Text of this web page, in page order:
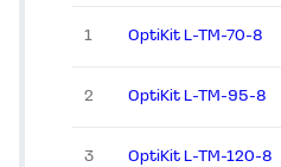
1 OptiKit L-TM-70-8
2 OptiKit L-TM-95-8
3 OptiKit L-TM-120-8